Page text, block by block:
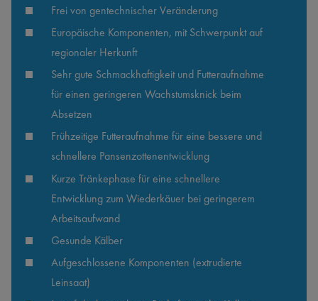
Frei von gentechnischer Veränderung
Europäische Komponenten, mit Schwerpunkt auf
regionaler Herkunft
Sehr gute Schmackhaftigkeit und Futteraufnahme
für einen geringeren Wachstumsknick beim
Absetzen
Frühzeitige Futteraufnahme für eine bessere und
schnellere Pansenzottenentwicklung
Kurze Tränkephase für eine schnellere
Entwicklung zum Wiederkäuer bei geringerem
Arbeitsaufwand
Gesunde Kälber
Aufgeschlossene Komponenten (extrudierte
Leinsaat)